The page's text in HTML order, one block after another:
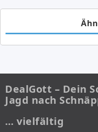
DealGott – Dein
Jagd nach
… vielfältig